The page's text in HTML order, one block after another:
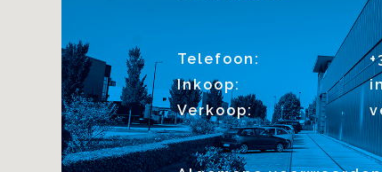
Telefoon:
Inkoop:
Verkoop: